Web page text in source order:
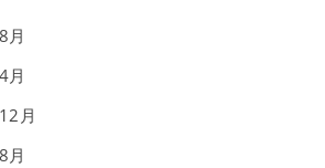
月
月
月
月